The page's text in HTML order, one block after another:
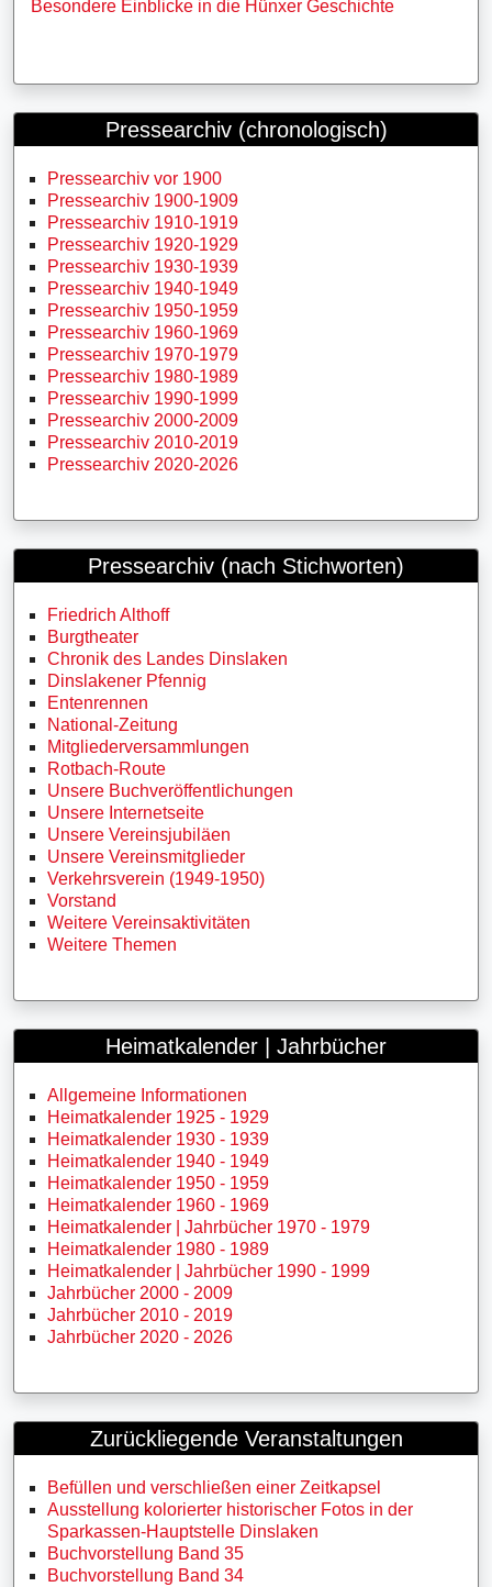
Besondere Einblicke in die Hünxer Geschichte
Pressearchiv (chronologisch)
Pressearchiv vor 1900
Pressearchiv 1900-1909
Pressearchiv 1910-1919
Pressearchiv 1920-1929
Pressearchiv 1930-1939
Pressearchiv 1940-1949
Pressearchiv 1950-1959
Pressearchiv 1960-1969
Pressearchiv 1970-1979
Pressearchiv 1980-1989
Pressearchiv 1990-1999
Pressearchiv 2000-2009
Pressearchiv 2010-2019
Pressearchiv 2020-2026
Pressearchiv (nach Stichworten)
Friedrich Althoff
Burgtheater
Chronik des Landes Dinslaken
Dinslakener Pfennig
Entenrennen
National-Zeitung
Mitgliederversammlungen
Rotbach-Route
Unsere Buchveröffentlichungen
Unsere Internetseite
Unsere Vereinsjubiläen
Unsere Vereinsmitglieder
Verkehrsverein (1949-1950)
Vorstand
Weitere Vereinsaktivitäten
Weitere Themen
Heimatkalender | Jahrbücher
Allgemeine Informationen
Heimatkalender 1925 - 1929
Heimatkalender 1930 - 1939
Heimatkalender 1940 - 1949
Heimatkalender 1950 - 1959
Heimatkalender 1960 - 1969
Heimatkalender | Jahrbücher 1970 - 1979
Heimatkalender 1980 - 1989
Heimatkalender | Jahrbücher 1990 - 1999
Jahrbücher 2000 - 2009
Jahrbücher 2010 - 2019
Jahrbücher 2020 - 2026
Zurückliegende Veranstaltungen
Befüllen und verschließen einer Zeitkapsel
Ausstellung kolorierter historischer Fotos in der
Sparkassen-Hauptstelle Dinslaken
Buchvorstellung Band 35
Buchvorstellung Band 34